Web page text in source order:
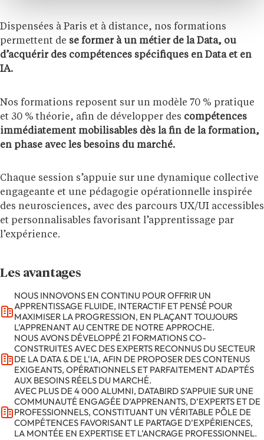
Dispensées à Paris et à distance, nos formations
permettent de se former à un métier de la Data, ou
d’acquérir des compétences spécifiques en Data et en
IA.
Nos formations reposent sur un modèle 70 % pratique
et 30 % théorie, afin de développer des compétences
immédiatement mobilisables dès la fin de la formation,
en phase avec les besoins du marché.
Chaque session s’appuie sur une dynamique collective
engageante et une pédagogie opérationnelle inspirée
des neurosciences, avec des parcours UX/UI accessibles
et personnalisables favorisant l’apprentissage par
l’expérience.
Les avantages
NOUS INNOVONS EN CONTINU POUR OFFRIR UN
APPRENTISSAGE FLUIDE, INTERACTIF ET PENSÉ POUR
MAXIMISER LA PROGRESSION, EN PLAÇANT TOUJOURS
L’APPRENANT AU CENTRE DE NOTRE APPROCHE.
NOUS AVONS DÉVELOPPÉ 21 FORMATIONS CO-
CONSTRUITES AVEC DES EXPERTS RECONNUS DU SECTEUR
DE LA DATA & DE L'IA, AFIN DE PROPOSER DES CONTENUS
EXIGEANTS, OPÉRATIONNELS ET PARFAITEMENT ADAPTÉS
AUX BESOINS RÉELS DU MARCHÉ.
AVEC PLUS DE 4 000 ALUMNI, DATABIRD S’APPUIE SUR UNE
COMMUNAUTÉ ENGAGÉE D’APPRENANTS, D’EXPERTS ET DE
PROFESSIONNELS, CONSTITUANT UN VÉRITABLE PÔLE DE
COMPÉTENCES FAVORISANT LE PARTAGE D’EXPÉRIENCES,
LA MONTÉE EN EXPERTISE ET L’ANCRAGE PROFESSIONNEL.